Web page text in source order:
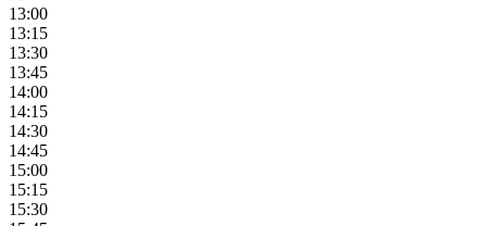
13:00
13:15
13:30
13:45
14:00
14:15
14:30
14:45
15:00
15:15
15:30